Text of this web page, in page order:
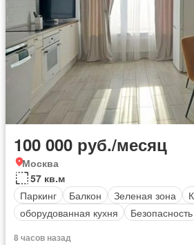
100 000 руб./месяц
Москва
57 кв.м
Паркинг
Балкон Зеленая зона
оборудованная кухня
Безопасность
8 часов назад